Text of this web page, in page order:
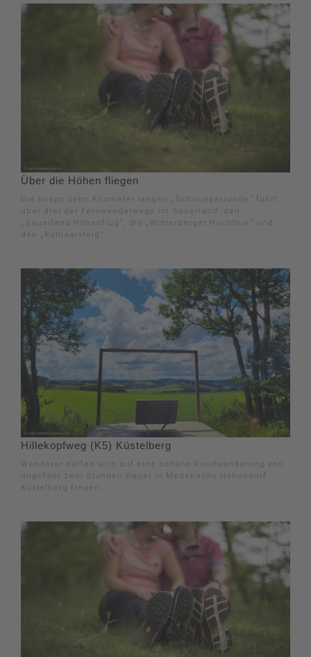
Über die Höhen fliegen
Die knapp zehn Kilometer langen „Schnupperrunde“ führt
über drei der Fernwanderwege im Sauerland: den
„Sauerland-Höhenflug“, die „Winterberger Hochtour“ und
den „Rothaarsteig“.
Hillekopfweg (K5) Küstelberg
Wanderer dürfen sich auf eine schöne Rundwanderung von
ungefähr zwei Stunden Dauer in Medebachs Höhendorf
Küstelberg freuen.